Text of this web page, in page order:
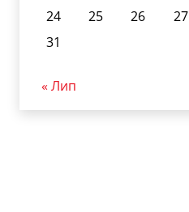
24
25 26 27
31
« Лип